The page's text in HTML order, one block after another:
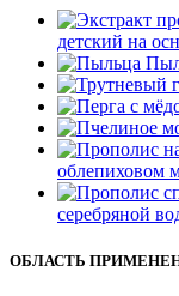
детский на
облепиховом
серебряной
ОБЛАСТЬ